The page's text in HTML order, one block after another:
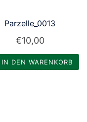
Parzelle_0013
€10,00
IN DEN WARENKORB